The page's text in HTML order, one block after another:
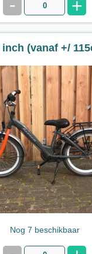
- +
(vanaf +/
vanaf 5 jaar,
115cm
Nog 7 beschikbaar